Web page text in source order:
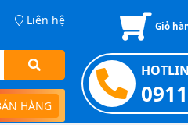
Liên hệ
HÀNG
Giỏ